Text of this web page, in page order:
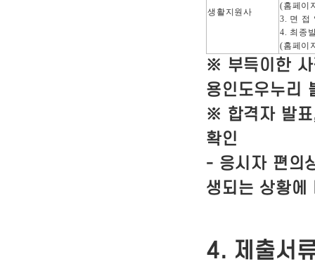
생활지원사
(홈페이
3. 면 접
4. 최종
(홈페이
※ 부득이한
용인도우누리
※ 합격자 발표
확인
- 응시자 편의
생되는 상황에
4. 제출서